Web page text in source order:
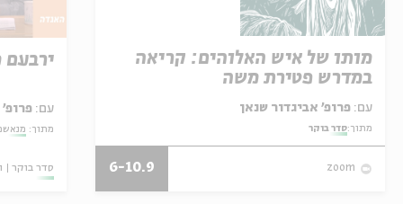
מותו של איש האלוהים: קריאה
במדרש פטירת משה
עם:
מתוך:סדר בוקר
zoom
6-10.9
ירבעם
עם: פרופ'
מתוך:
סדר בוקר